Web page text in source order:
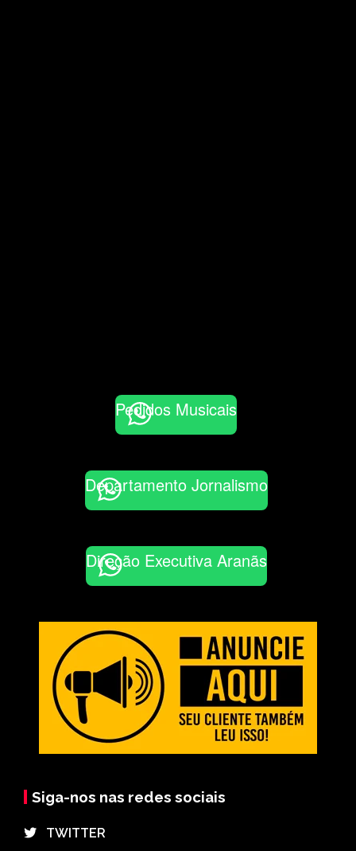
Pedidos Musicais
Departamento Jornalismo
Direção Executiva Aranãs
Siga-nos nas redes sociais
⠀TWITTER